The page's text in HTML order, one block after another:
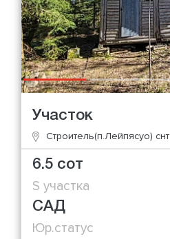
Участок
Строитель(п.Лейпясуо) снт
6.5 сот
S участка
САД
Юр.статус